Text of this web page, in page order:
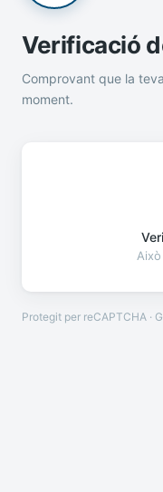
Verificació
Comprovant que la
moment.
Protegit per reCAPTCHA ·